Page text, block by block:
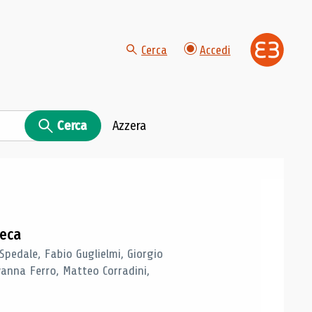
Cerca Accedi
Cerca Azzera
Fabio Guglielmi, Giorgio
Ferro, Matteo Corradini,